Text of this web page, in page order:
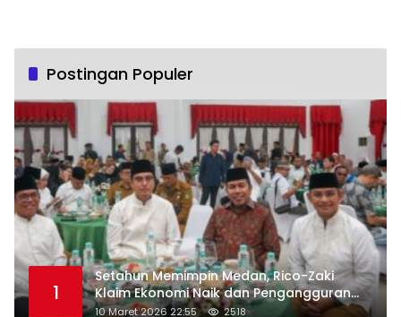
Postingan Populer
1
Setahun Memimpin Medan, Rico-Zaki
Klaim Ekonomi Naik dan Pengangguran
Turun
10 Maret 2026 22:55 2518